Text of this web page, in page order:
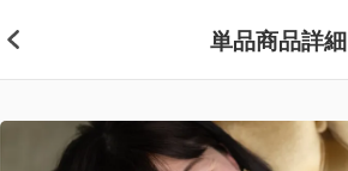
単品商品詳細